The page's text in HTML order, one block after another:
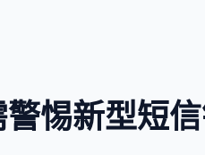
惕新型短